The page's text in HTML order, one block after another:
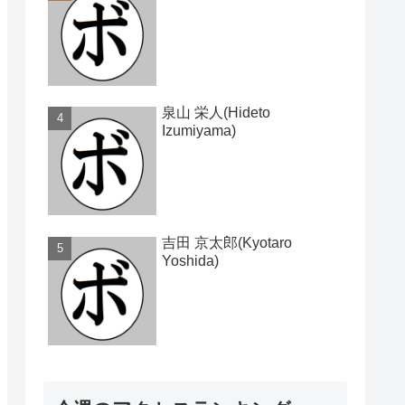
泉山 栄人(Hideto
Izumiyama)
吉田 京太郎(Kyotaro
Yoshida)